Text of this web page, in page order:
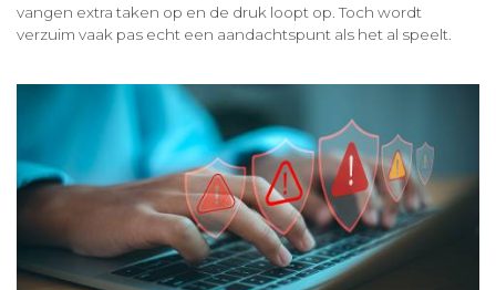
vangen extra taken op en de druk loopt op. Toch wordt
verzuim vaak pas echt een aandachtspunt als het al speelt.